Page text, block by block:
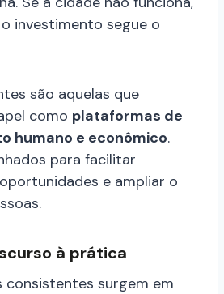
investimento segue o
são aquelas que
como plataformas de
humano e econômico.
para facilitar
e ampliar o
à prática
consistentes surgem em